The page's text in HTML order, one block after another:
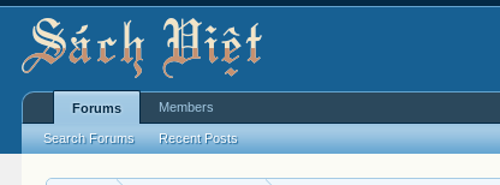
Forums
Search Forums Recent Posts
Members